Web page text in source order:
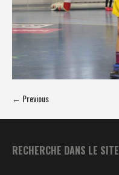
← Previous
RECHERCHE DANS LE SITE